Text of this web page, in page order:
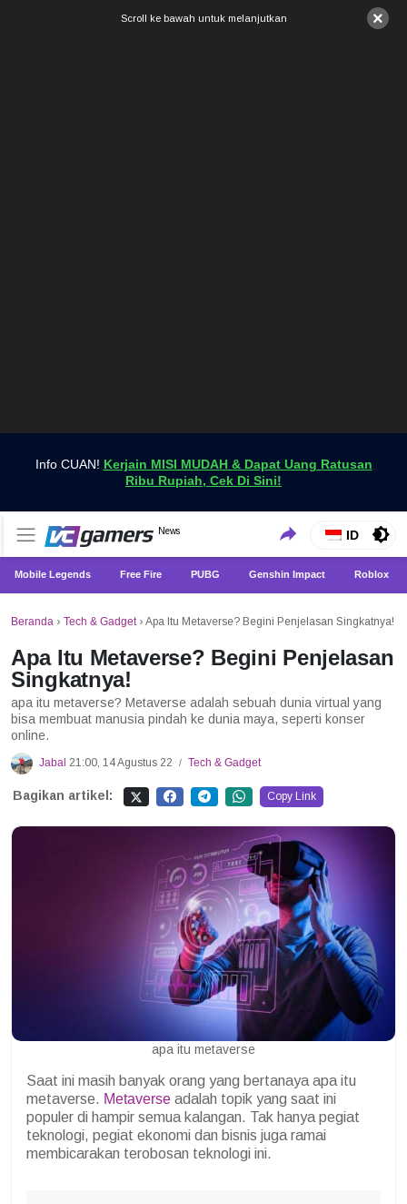
×
Scroll ke bawah untuk melanjutkan
Info CUAN! Kerjain MISI MUDAH & Dapat Uang Ratusan
Ribu Rupiah, Cek Di Sini!
VCGamers News
News
Dapatkan Berita Games Terbaru Hanya di VCGamers
ID
Mobile Legends Free Fire PUBG Genshin Impact Roblox
Beranda › Tech & Gadget› Apa Itu Metaverse? Begini Penjelasan Singkatnya!
Apa Itu Metaverse? Begini Penjelasan
Singkatnya!
apa itu metaverse? Metaverse adalah sebuah dunia virtual yang
bisa membuat manusia pindah ke dunia maya, seperti konser
online.
Jabal 21:00, 14 Agustus 22 / Tech & Gadget
Bagikan artikel: Copy Link
apa itu metaverse
Saat ini masih banyak orang yang bertanaya apa itu
metaverse. Metaverse adalah topik yang saat ini
populer di hampir semua kalangan. Tak hanya pegiat
teknologi, pegiat ekonomi dan bisnis juga ramai
membicarakan terobosan teknologi ini.